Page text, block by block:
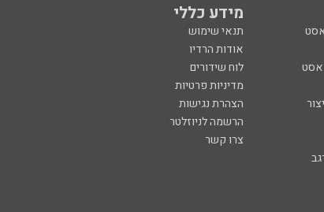
מידע כללי
תנאי שימוש
אודות הרדיו
לוח שידורים
מדיניות פרטיות
הצהרת נגישות
הרשמה לניוזלטר
צרו קשר